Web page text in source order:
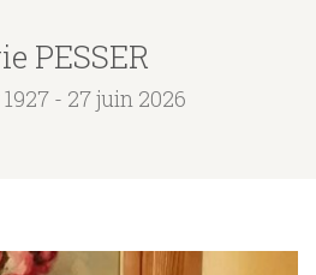
PESSER
- 27 juin 2026